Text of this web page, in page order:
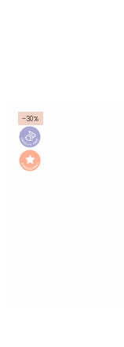
–30%